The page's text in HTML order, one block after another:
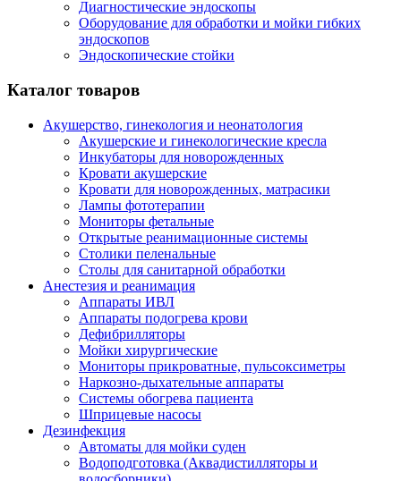
Диагностические эндоскопы
Оборудование для обработки и мойки гибких
эндоскопов
Эндоскопические стойки
Каталог товаров
Акушерство, гинекология и неонатология
Акушерские и гинекологические креслa
Инкубаторы для новорожденных
Кровати акушерские
Кровати для новорожденных, матрасики
Лампы фототерапии
Мониторы фетальные
Открытые реанимационные системы
Столики пеленальные
Столы для санитарной обработки
Анестезия и реанимация
Аппараты ИВЛ
Аппараты подогрева крови
Дефибрилляторы
Мойки хирургические
Мониторы прикроватные, пульсоксиметры
Наркозно-дыхательные аппараты
Системы обогрева пациента
Шприцевые насосы
Дезинфекция
Автоматы для мойки суден
Водоподготовка (Аквадистилляторы и